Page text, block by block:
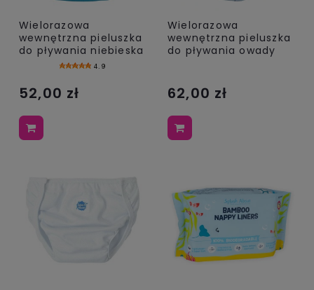
Wielorazowa
wewnętrzna pieluszka
do pływania niebieska
4.9
52,00 zł
Wielorazowa
wewnętrzna pieluszka
do pływania owady
62,00 zł